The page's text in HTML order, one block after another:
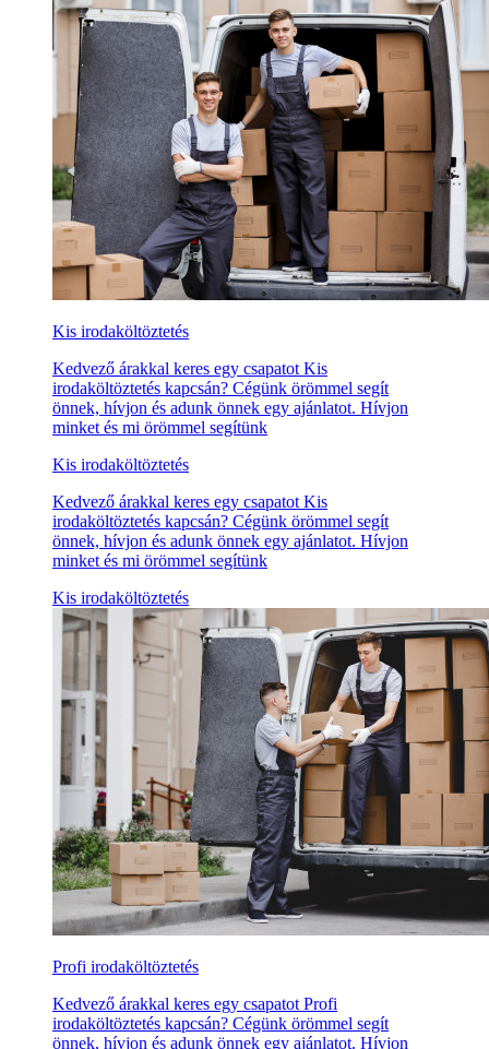
Kis irodaköltöztetés
Kedvező árakkal keres egy csapatot Kis
irodaköltöztetés kapcsán? Cégünk örömmel segít
önnek, hívjon és adunk önnek egy ajánlatot. Hívjon
minket és mi örömmel segítünk
Kis irodaköltöztetés
Kedvező árakkal keres egy csapatot Kis
irodaköltöztetés kapcsán? Cégünk örömmel segít
önnek, hívjon és adunk önnek egy ajánlatot. Hívjon
minket és mi örömmel segítünk
Kis irodaköltöztetés
Profi irodaköltöztetés
Kedvező árakkal keres egy csapatot Profi
irodaköltöztetés kapcsán? Cégünk örömmel segít
önnek, hívjon és adunk önnek egy ajánlatot. Hívjon